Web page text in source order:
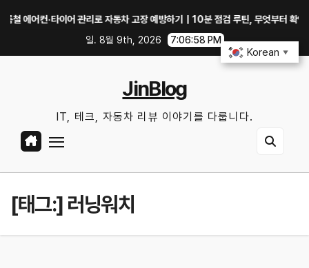
어컨·타이어 관리로 자동차 고장 예방하기｜10분 점검 루틴, 무엇부터 확인할까?
일. 8월 9th, 2026
7:06:59 PM
JinBlog
IT, 테크, 자동차 리뷰 이야기를 다룹니다.
[태그:] 러닝워치
Korean ▼